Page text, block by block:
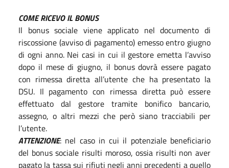
COME RICEVO IL BONUS
Il bonus sociale viene applicato nel documento di
riscossione (avviso di pagamento) emesso entro giugno
di ogni anno. Nei casi in cui il gestore emetta l’avviso
dopo il mese di giugno, il bonus dovrà essere pagato
con rimessa diretta all’utente che ha presentato la
DSU. Il pagamento con rimessa diretta può essere
effettuato dal gestore tramite bonifico bancario,
assegno, o altri mezzi che però siano tracciabili per
l’utente.
ATTENZIONE: nel caso in cui il potenziale beneficiario
del bonus sociale risulti moroso, ossia risulti non aver
pagato la tassa sui rifiuti negli anni precedenti a quello